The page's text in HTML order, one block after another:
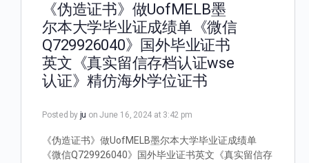
《伪造证书》做UofMELB墨
尔本大学毕业证成绩单《微信
Q729926040》国外毕业证书
英文《真实留信存档认证wse
认证》精仿海外学位证书
Posted by ju on June 16, 2024 at 3:42 pm
《伪造证书》做UofMELB墨尔本大学毕业证成绩单
《微信Q729926040》国外毕业证书英文《真实留信存